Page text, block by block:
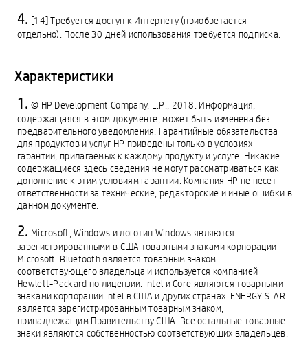
[14] Требуется доступ к Интернету (приобретается
отдельно). После 30 дней использования требуется подписка.
Характеристики
© HP Development Company, L.P., 2018. Информация,
содержащаяся в этом документе, может быть изменена без
предварительного уведомления. Гарантийные обязательства
для продуктов и услуг HP приведены только в условиях
гарантии, прилагаемых к каждому продукту и услуге. Никакие
содержащиеся здесь сведения не могут рассматриваться как
дополнение к этим условиям гарантии. Компания HP не несет
ответственности за технические, редакторские и иные ошибки в
данном документе.
Microsoft, Windows и логотип Windows являются
зарегистрированными в США товарными знаками корпорации
Microsoft. Bluetooth является товарным знаком
соответствующего владельца и используется компанией
Hewlett-Packard по лицензии. Intel и Core являются товарными
знаками корпорации Intel в США и других странах. ENERGY STAR
является зарегистрированным товарным знаком,
принадлежащим Правительству США. Все остальные товарные
знаки являются собственностью соответствующих владельцев.